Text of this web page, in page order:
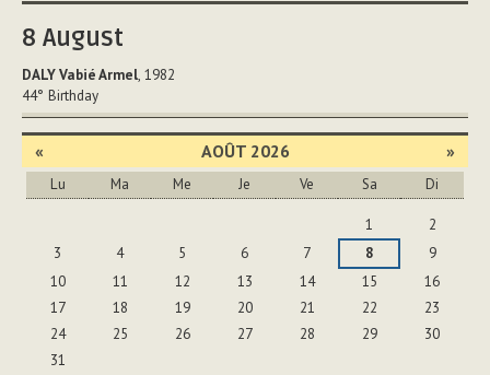
document
8 August
DALY Vabié Armel, 1982
44° Birthday
« AOÛT 2026 »
Lu Ma Me Je Ve Sa Di
1
2
3
4 5 6 7 8
9
10
11 12 13 14 15
16
17
18 19 20 21 22
23
24
25 26 27 28 29
30
31